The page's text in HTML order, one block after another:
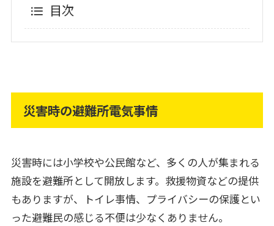
目次
災害時の避難所電気事情
災害時には小学校や公民館など、多くの人が集まれる
施設を避難所として開放します。救援物資などの提供
もありますが、トイレ事情、プライバシーの保護とい
った避難民の感じる不便は少なくありません。